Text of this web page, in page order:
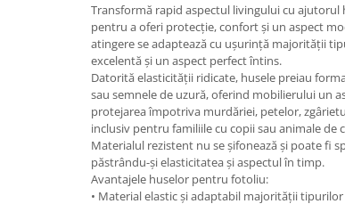
Transformă rapid aspectul livingului cu
pentru a oferi protecție, confort și un aspect
atingere se adaptează cu ușurință majorității
excelentă și un aspect perfect întins.
Datorită elasticității ridicate, husele preiau
sau semnele de uzură, oferind mobilierului un
protejarea împotriva murdăriei, petelor,
inclusiv pentru familiile cu copii sau animale de
Materialul rezistent nu se șifonează și poate fi
păstrându-și elasticitatea și aspectul în timp.
Avantajele huselor pentru fotoliu:
• Material elastic și adaptabil majorității